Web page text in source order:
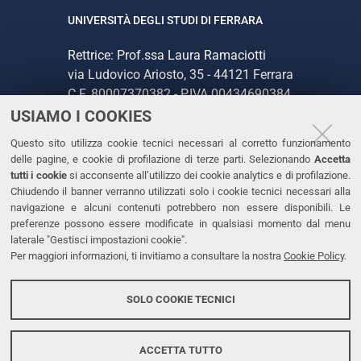
USIAMO I COOKIES
Questo sito utilizza cookie tecnici necessari al corretto funzionamento
delle pagine, e cookie di profilazione di terze parti. Selezionando Accetta
tutti i cookiesi acconsente all’utilizzo dei cookie analytics e di profilazione.
Chiudendo il banner verranno utilizzati solo i cookie tecnici necessari alla
navigazione e alcuni contenuti potrebbero non essere disponibili. Le
preferenze possono essere modificate in qualsiasi momento dal menu
laterale "Gestisci impostazioni cookie".
Per maggiori informazioni, ti invitiamo a consultare la nostra Cookie Policy.
SOLO COOKIE TECNICI
ACCETTA TUTTO
UNIVERSITÀ DEGLI STUDI DI FERRARA
Rettrice: Prof.ssa Laura Ramaciotti
via Ludovico Ariosto, 35 - 44121 Ferrara
C.F. 80007370382 - P.IVA 00434690384
CONTATTI
Tel. +39 0532 293111
Fax. +39 0532 293031
PEC
LINKS
Accessibilità
Protezione dati personali